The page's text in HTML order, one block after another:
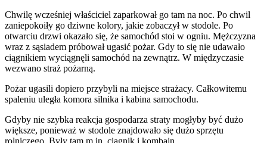
Chwilę wcześniej właściciel zaparkował go tam na noc. Po chwil
zaniepokoiły go dziwne kolory, jakie zobaczył w stodole. Po
otwarciu drzwi okazało się, że samochód stoi w ogniu. Mężczyzna
wraz z sąsiadem próbował ugasić pożar. Gdy to się nie udawało
ciągnikiem wyciągnęli samochód na zewnątrz. W międzyczasie
wezwano straż pożarną.
Pożar ugasili dopiero przybyli na miejsce strażacy. Całkowitemu
spaleniu uległa komora silnika i kabina samochodu.
Gdyby nie szybka reakcja gospodarza straty mogłyby być dużo
większe, ponieważ w stodole znajdowało się dużo sprzętu
rolniczego. Były tam m.in. ciągnik i kombajn.